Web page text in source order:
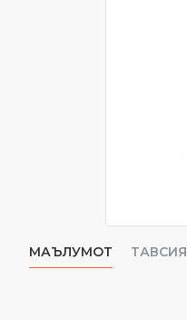
МАЪЛУМОТ ТАВСИЯ